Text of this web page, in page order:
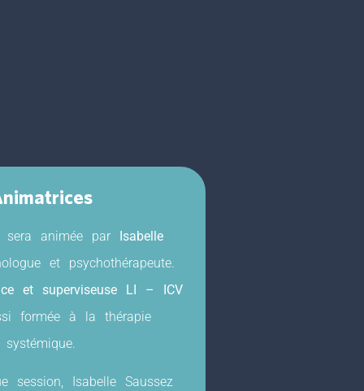
sera animée parIsabelle
et psychothérapeute.
et superviseuse LI – ICV
formée à la thérapie
systémique.
session, Isabelle Saussez